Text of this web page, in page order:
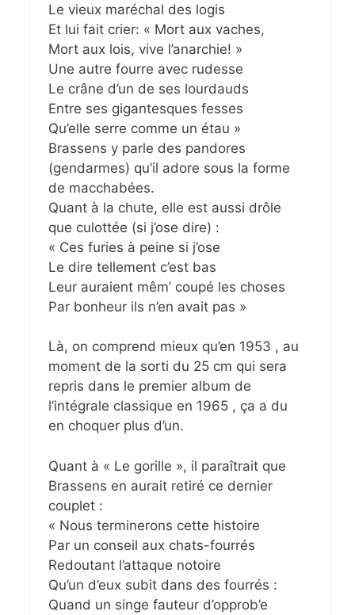
Le vieux maréchal des logis
Et lui fait crier: « Mort aux vaches,
Mort aux lois, vive l’anarchie! »
Une autre fourre avec rudesse
Le crâne d’un de ses lourdauds
Entre ses gigantesques fesses
Qu’elle serre comme un étau »
Brassens y parle des pandores
(gendarmes) qu’il adore sous la forme
de macchabées.
Quant à la chute, elle est aussi drôle
que culottée (si j’ose dire) :
« Ces furies à peine si j’ose
Le dire tellement c’est bas
Leur auraient mêm’ coupé les choses
Par bonheur ils n’en avait pas »
Là, on comprend mieux qu’en 1953 , au
moment de la sorti du 25 cm qui sera
repris dans le premier album de
l’intégrale classique en 1965 , ça a du
en choquer plus d’un.
Quant à « Le gorille », il paraîtrait que
Brassens en aurait retiré ce dernier
couplet :
« Nous terminerons cette histoire
Par un conseil aux chats-fourrés
Redoutant l’attaque notoire
Qu’un d’eux subit dans des fourrés :
Quand un singe fauteur d’opprob’e